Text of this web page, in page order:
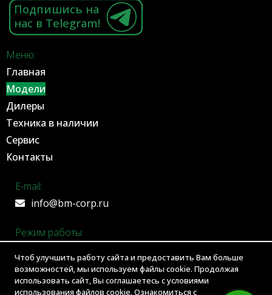
Подпишись на
нас в Telegram!
Меню:
Главная
Модели
Дилеры
Техника в наличии
Сервис
Контакты
E-mail:
info@bm-corp.ru
Режим работы:
Адрес:
Чтоб улучшить работу сайта и предоставить Вам больше
возможностей, мы используем файлы cookie. Продолжая
использовать сайт, Вы соглашаетесь с условиями
использования файлов cookie. Ознакомиться с